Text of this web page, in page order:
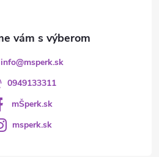
info@msperk.sk
0949133311
mŠperk.sk
msperk.sk